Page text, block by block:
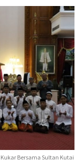
Bersama Sultan Kutai